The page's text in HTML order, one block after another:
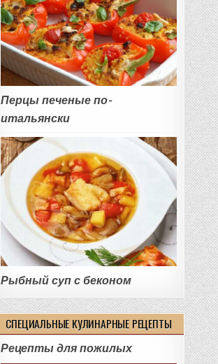
Перцы печеные по-
итальянски
Рыбный суп с беконом
СПЕЦИАЛЬНЫЕ КУЛИНАРНЫЕ РЕЦЕПТЫ
Рецепты для пожилых